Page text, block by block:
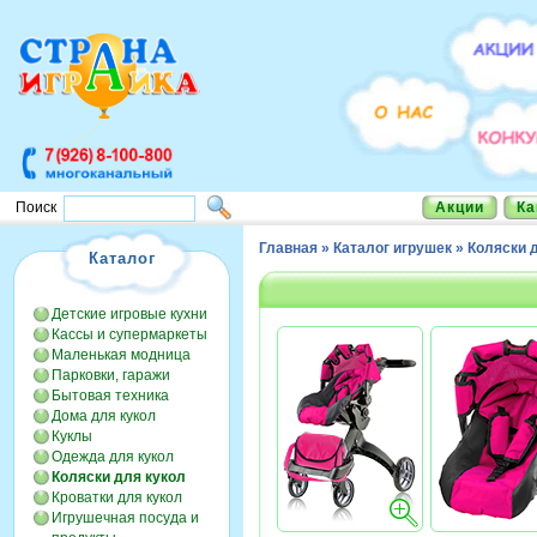
Поиск Акции
Каталог
Детские игровые кухни
Кассы и супермаркеты
Маленькая модница
Парковки, гаражи
Бытовая техника
Дома для кукол
Куклы
Одежда для кукол
Коляски для кукол
Кроватки для кукол
Игрушечная посуда и
Главная » Каталог игрушек » Коляски